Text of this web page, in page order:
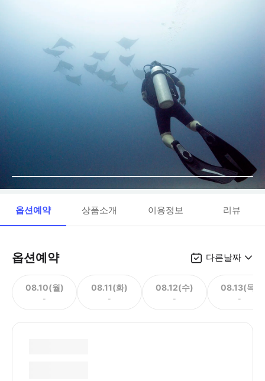
옵션예약 상품소개 이용정보 리뷰
옵션예약 다른날짜
08.10(월)
-
08.11(화)
-
08.12(수)
-
08.13(목)
-